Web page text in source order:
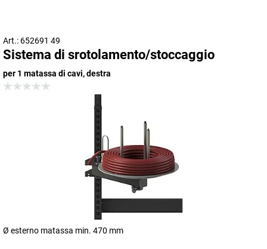
Art.: 652691 49
Sistema di srotolamento/stoccaggio
per 1 matassa di cavi, destra
Ø esterno matassa min. 470 mm